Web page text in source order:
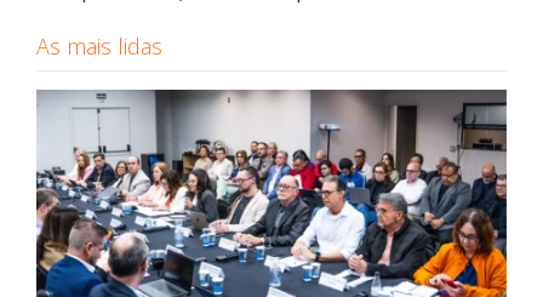
As mais lidas